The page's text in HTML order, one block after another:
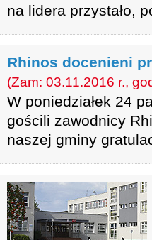
na lidera przystało,
Rhinos docenieni
(Zam: 03.11.2016 r.,
W poniedziałek 24
gościli zawodnicy
naszej gminy